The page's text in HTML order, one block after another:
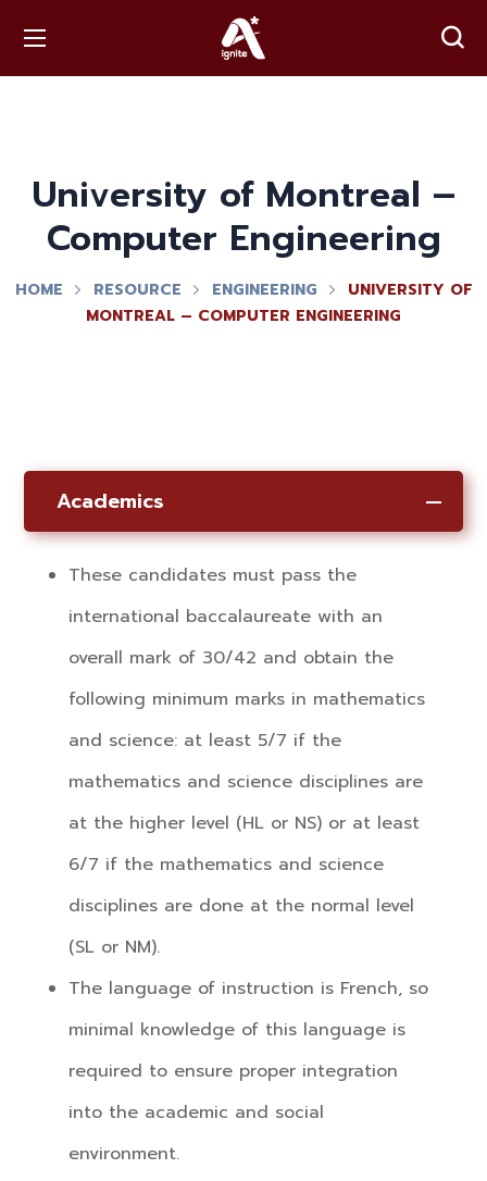
University of Montreal –
Computer Engineering
HOME RESOURCE ENGINEERING
UNIVERSITY OF
MONTREAL – COMPUTER ENGINEERING
Academics
These candidates must pass the
international baccalaureate with an
overall mark of 30/42 and obtain the
following minimum marks in mathematics
and science: at least 5/7 if the
mathematics and science disciplines are
at the higher level (HL or NS) or at least
6/7 if the mathematics and science
disciplines are done at the normal level
(SL or NM).
The language of instruction is French, so
minimal knowledge of this language is
required to ensure proper integration
into the academic and social
environment.